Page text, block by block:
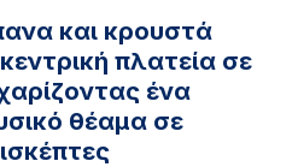
και κρουστά
πλατεία σε
ένα
θέαμα σε